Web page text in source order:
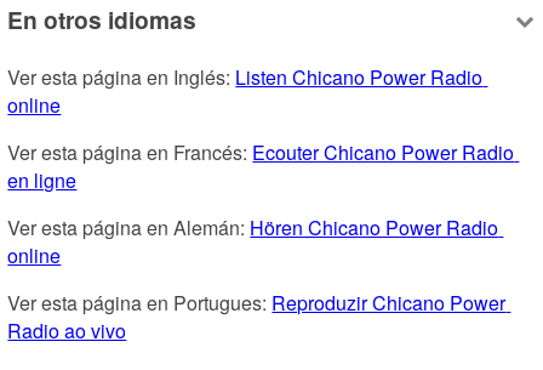
En otros idiomas
Ver esta página en Inglés: Listen Chicano Power Radio
online
Ver esta página en Francés: Ecouter Chicano Power Radio
en ligne
Ver esta página en Alemán: Hören Chicano Power Radio
online
Ver esta página en Portugues: Reproduzir Chicano Power
Radio ao vivo